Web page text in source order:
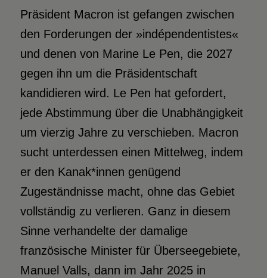
Präsident Macron ist gefangen zwischen
den Forderungen der »indépendentistes«
und denen von Marine Le Pen, die 2027
gegen ihn um die Präsidentschaft
kandidieren wird. Le Pen hat gefordert,
jede Abstimmung über die Unabhängigkeit
um vierzig Jahre zu verschieben. Macron
sucht unterdessen einen Mittelweg, indem
er den Kanak*innen genügend
Zugeständnisse macht, ohne das Gebiet
vollständig zu verlieren. Ganz in diesem
Sinne verhandelte der damalige
französische Minister für Überseegebiete,
Manuel Valls, dann im Jahr 2025 in